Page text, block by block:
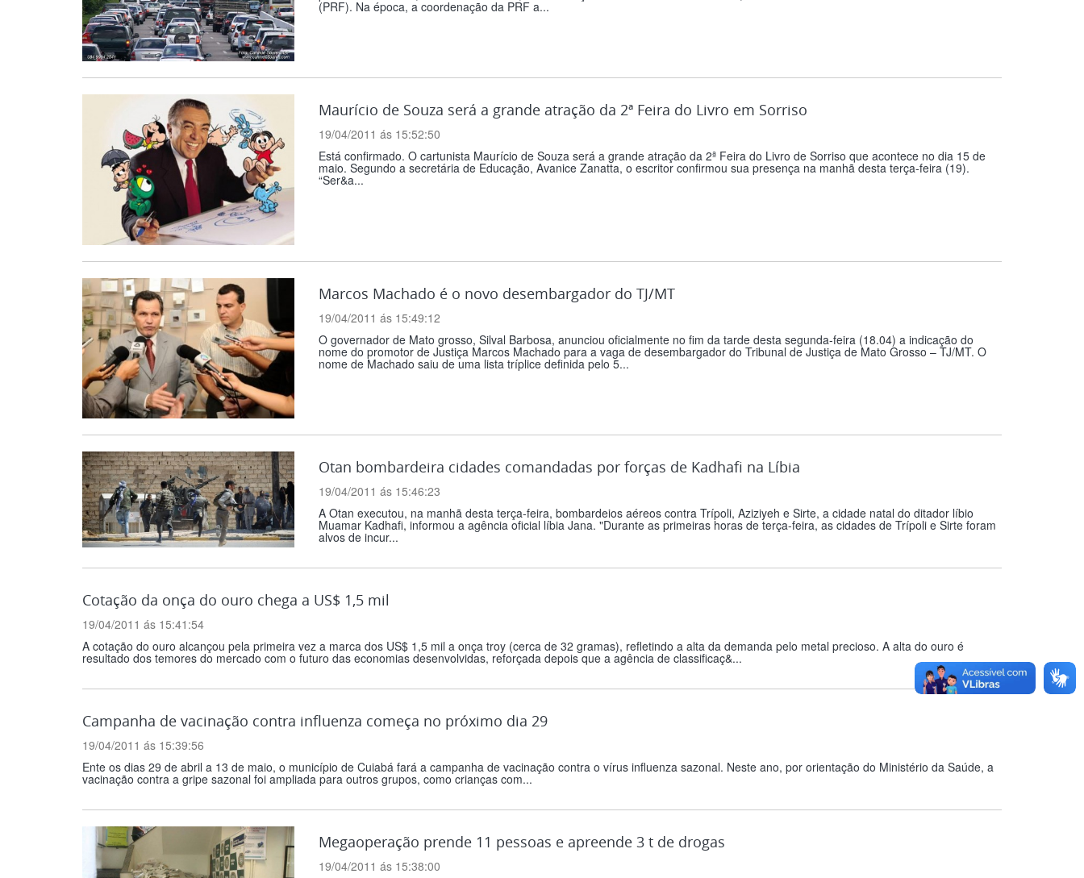
(PRF). Na época, a coordenação da PRF a...
Maurício de Souza será a grande atração da 2ª Feira do Livro em Sorriso
19/04/2011 ás 15:52:50
Está confirmado. O cartunista Maurício de Souza será a grande atração da 2ª Feira do Livro de Sorriso que acontece no dia 15 de
maio. Segundo a secretária de Educação, Avanice Zanatta, o escritor confirmou sua presença na manhã desta terça-feira (19).
“Ser&a...
Marcos Machado é o novo desembargador do TJ/MT
19/04/2011 ás 15:49:12
O governador de Mato grosso, Silval Barbosa, anunciou oficialmente no fim da tarde desta segunda-feira (18.04) a indicação do
nome do promotor de Justiça Marcos Machado para a vaga de desembargador do Tribunal de Justiça de Mato Grosso – TJ/MT. O
nome de Machado saiu de uma lista tríplice definida pelo 5...
Otan bombardeira cidades comandadas por forças de Kadhafi na Líbia
19/04/2011 ás 15:46:23
A Otan executou, na manhã desta terça-feira, bombardeios aéreos contra Trípoli, Aziziyeh e Sirte, a cidade natal do ditador líbio
Muamar Kadhafi, informou a agência oficial líbia Jana. "Durante as primeiras horas de terça-feira, as cidades de Trípoli e Sirte foram
alvos de incur...
Cotação da onça do ouro chega a US$ 1,5 mil
19/04/2011 ás 15:41:54
A cotação do ouro alcançou pela primeira vez a marca dos US$ 1,5 mil a onça troy (cerca de 32 gramas), refletindo a alta da demanda pelo metal precioso. A alta do ouro é
resultado dos temores do mercado com o futuro das economias desenvolvidas, reforçada depois que a agência de classificaç&...
Campanha de vacinação contra influenza começa no próximo dia 29
19/04/2011 ás 15:39:56
Ente os dias 29 de abril a 13 de maio, o município de Cuiabá fará a campanha de vacinação contra o vírus influenza sazonal. Neste ano, por orientação do Ministério da Saúde, a
vacinação contra a gripe sazonal foi ampliada para outros grupos, como crianças com...
Megaoperação prende 11 pessoas e apreende 3 t de drogas
19/04/2011 ás 15:38:00